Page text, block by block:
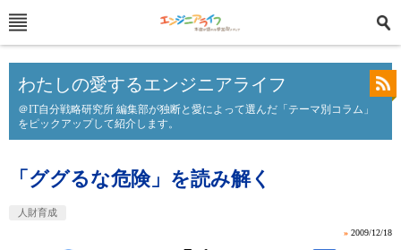
わたしの愛するエンジニアライフ
＠IT自分戦略研究所 編集部が独断と愛によって選んだ「テーマ別コラム」
をピックアップして紹介します。
「ググるな危険」を読み解く
人財育成
» 2009/12/18